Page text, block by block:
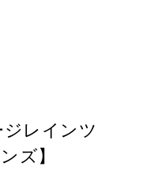
レインツ
ズ】